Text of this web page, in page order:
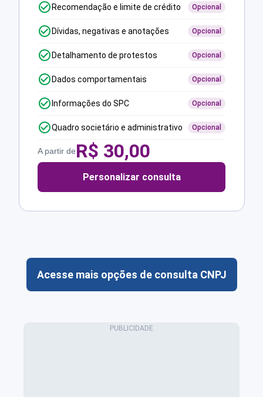
Recomendação e limite de crédito Opcional
Dívidas, negativas e anotações Opcional
Detalhamento de protestos Opcional
Dados comportamentais Opcional
Informações do SPC Opcional
Quadro societário e administrativo Opcional
A partir deR$ 30,00
Personalizar consulta
Acesse mais opções de consulta CNPJ